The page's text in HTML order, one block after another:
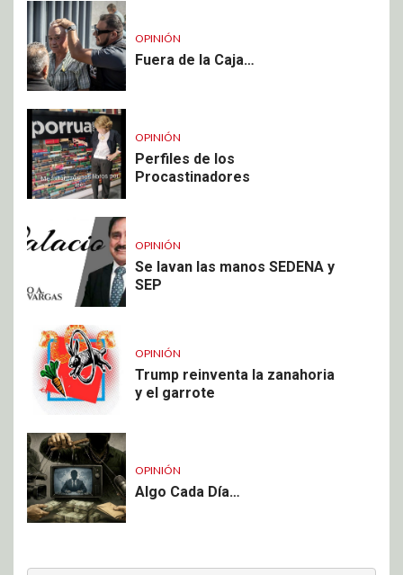
OPINIÓN
Fuera de la Caja…
OPINIÓN
Perfiles de los
Procastinadores
OPINIÓN
Se lavan las manos SEDENA y
SEP
OPINIÓN
Trump reinventa la zanahoria
y el garrote
OPINIÓN
Algo Cada Día…